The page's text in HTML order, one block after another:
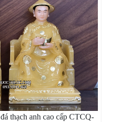
thạch anh cao cấp CTCQ-